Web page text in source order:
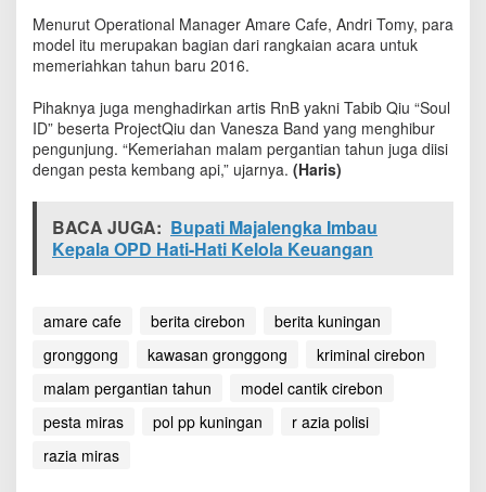
y
a
a
T
a
h
u
a
r
u
A
a
e
C
Menurut Operational Manager Amare Cafe, Andri Tomy, para
model itu merupakan bagian dari rangkaian acara untuk
memeriahkan tahun baru 2016.
Pihaknya juga menghadirkan artis RnB yakni Tabib Qiu “Soul
ID” beserta ProjectQiu dan Vanesza Band yang menghibur
pengunjung. “Kemeriahan malam pergantian tahun juga diisi
dengan pesta kembang api,” ujarnya. (Haris)
BACA JUGA: Bupati Majalengka Imbau
Kepala OPD Hati-Hati Kelola Keuangan
amare cafe berita cirebon
berita kuningan
gronggong
kawasan gronggong
kriminal cirebon
malam pergantian tahun
model cantik cirebon
pesta miras
pol pp kuningan
r azia polisi
razia miras